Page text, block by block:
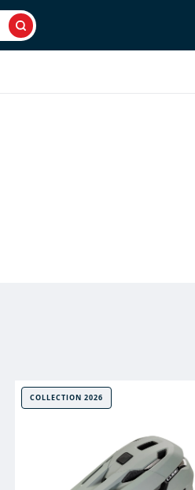
Rechercher
COLLECTION 2026